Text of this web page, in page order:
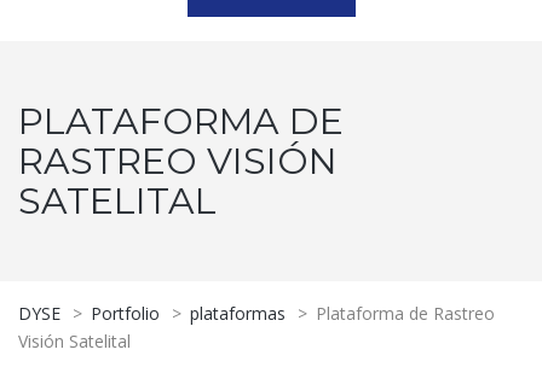
PLATAFORMA DE
RASTREO VISIÓN
SATELITAL
DYSE > Portfolio > plataformas > Plataforma de Rastreo
Visión Satelital